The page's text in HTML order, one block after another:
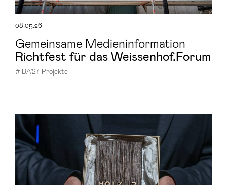
08.05.26
Gemeinsame Medieninformation
Richt­fest für das Weis­sen­hof.Forum
#IBA'27-Projekte